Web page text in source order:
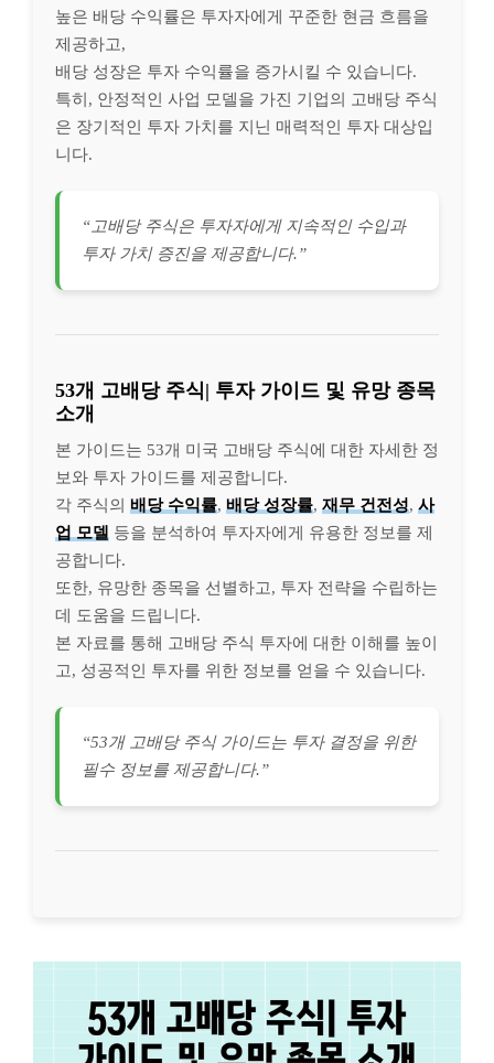
높은 배당 수익률은 투자자에게 꾸준한 현금 흐름을
제공하고,
배당 성장은 투자 수익률을 증가시킬 수 있습니다.
특히, 안정적인 사업 모델을 가진 기업의 고배당 주식
은 장기적인 투자 가치를 지닌 매력적인 투자 대상입
니다.
“고배당 주식은 투자자에게 지속적인 수입과
투자 가치 증진을 제공합니다.”
53개 고배당 주식| 투자 가이드 및 유망 종목
소개
본 가이드는 53개 미국 고배당 주식에 대한 자세한 정
보와 투자 가이드를 제공합니다.
각 주식의 배당 수익률, 배당 성장률, 재무 건전성, 사
업 모델 등을 분석하여 투자자에게 유용한 정보를 제
공합니다.
또한, 유망한 종목을 선별하고, 투자 전략을 수립하는
데 도움을 드립니다.
본 자료를 통해 고배당 주식 투자에 대한 이해를 높이
고, 성공적인 투자를 위한 정보를 얻을 수 있습니다.
“53개 고배당 주식 가이드는 투자 결정을 위한
필수 정보를 제공합니다.”